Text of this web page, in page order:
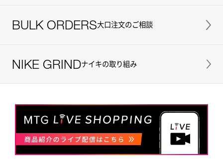
BULK ORDERS大口注文のご相談
NIKE GRINDナイキの取り組み